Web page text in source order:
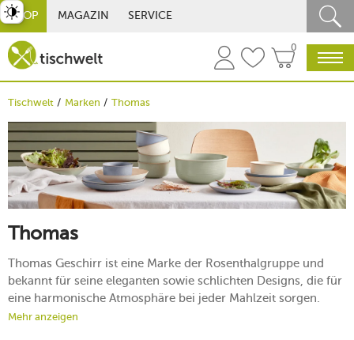
SHOP MAGAZIN SERVICE
0
Tischwelt Marken Thomas
Thomas
Thomas Geschirr ist eine Marke der Rosenthalgruppe und
bekannt für seine eleganten sowie schlichten Designs, die für
eine harmonische Atmosphäre bei jeder Mahlzeit sorgen.
Darüber hinaus bietet Ihnen die Marke auch bunte Highlights,
Mehr anzeigen
umschalten